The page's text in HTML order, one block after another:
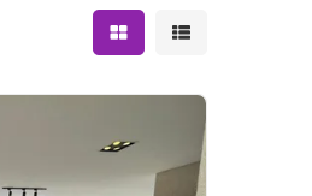
Mostrar resultados em
Mostrar